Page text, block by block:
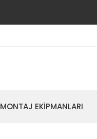
MONTAJ EKİPMANLARI